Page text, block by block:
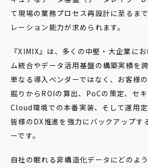
て現場の業務プロセス再設計に至るま
レーション能力が求められます。
『XIMIX』は、多くの中堅・大企業に
ム統合やデータ活用基盤の構築実績を
単なる導入ベンダーではなく、お客様
掘りからROIの算出、PoCの策定、セ
Cloud環境での本番実装、そして運用定
皆様のDX推進を強力にバックアップす
ーです。
自社の眠れる非構造化データにどのよ